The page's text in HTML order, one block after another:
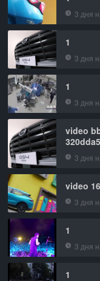
3 дня
1
3 дня
1
3 дня
video
3 дня
video
3 дня
1
3 дня
1